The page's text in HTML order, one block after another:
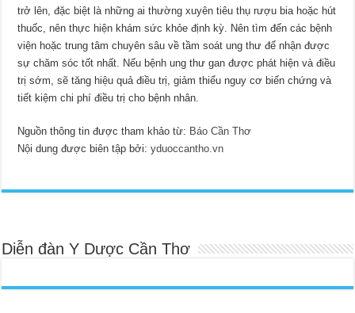
trở lên, đặc biệt là những ai thường xuyên tiêu thụ rượu bia hoặc hút
thuốc, nên thực hiện khám sức khỏe định kỳ. Nên tìm đến các bệnh
viện hoặc trung tâm chuyên sâu về tầm soát ung thư để nhận được
sự chăm sóc tốt nhất. Nếu bệnh ung thư gan được phát hiện và điều
trị sớm, sẽ tăng hiệu quả điều trị, giảm thiểu nguy cơ biến chứng và
tiết kiệm chi phí điều trị cho bệnh nhân.
Nguồn thông tin được tham khảo từ: Báo Cần Thơ
Nội dung được biên tập bởi:yduoccantho.vn
Diễn đàn Y Dược Cần Thơ